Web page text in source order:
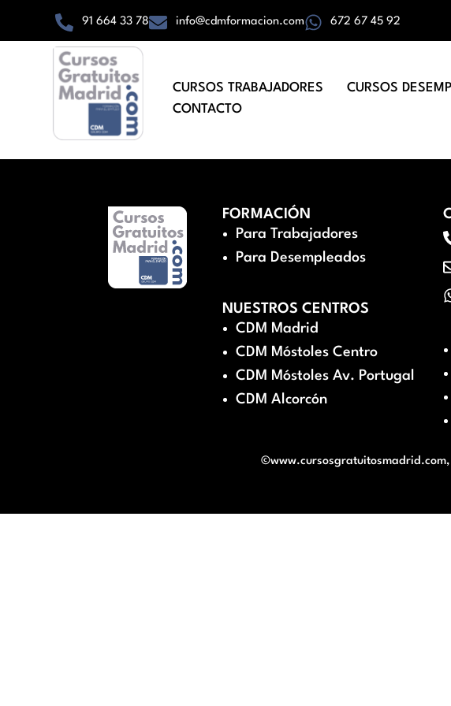
91 664 33 78 info@cdmformacion.com 672 67 45 92
CURSOS TRABAJADORES CURSOS
CONTACTO
FORMACIÓN
Para Trabajadores
Para Desempleados
NUESTROS CENTROS
CDM Madrid
CDM Móstoles Centro
CDM Móstoles Av. Portugal
CDM Alcorcón